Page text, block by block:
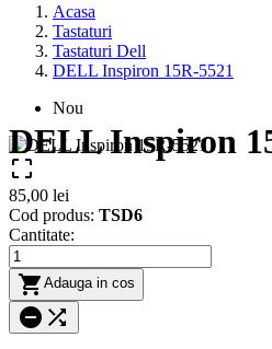
Acasa
Tastaturi
Tastaturi Dell
DELL Inspiron 15R-5521
Nou

DELL Inspiron
85,00 lei
Cod produs: TSD6
Cantitate:
 Adauga in cos
 